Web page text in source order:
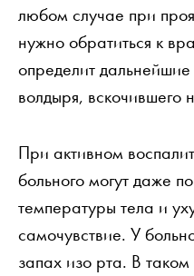
любом случае при
нужно обратиться к
определит
волдыря, вскочившего
При активном
больного могут даже
температуры тела и
самочувствие. У
запах изо рта. В таком